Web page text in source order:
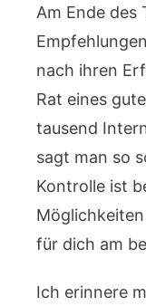
Am Ende des
nach ihren
Rat eines
tausend
sagt man so
Kontrolle ist
für dich am
Ich erinnere